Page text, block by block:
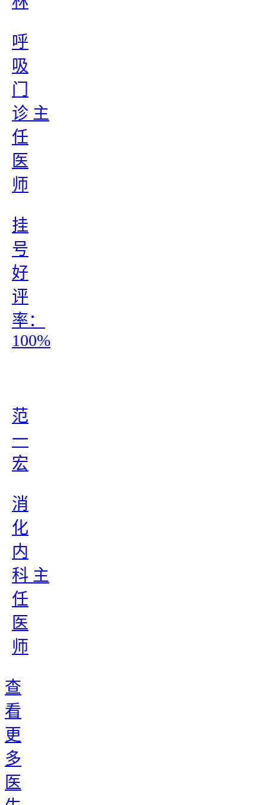
呼
吸
门
诊 主
任
医
师
挂
号
好
评
率：
100%
范
一
宏
消
化
内
科 主
任
医
师
查
看
更
多
医